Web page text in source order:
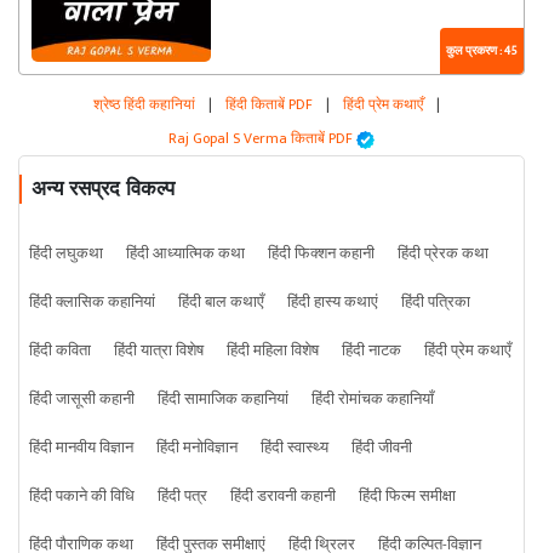
कुल प्रकरण : 45
श्रेष्ठ हिंदी कहानियां | हिंदी किताबें PDF | हिंदी प्रेम कथाएँ |
Raj Gopal S Verma किताबें PDF
अन्य रसप्रद विकल्प
हिंदी लघुकथा हिंदी आध्यात्मिक कथा हिंदी फिक्शन कहानी
हिंदी प्रेरक कथा
हिंदी क्लासिक कहानियां
हिंदी बाल कथाएँ हिंदी हास्य कथाएं
हिंदी पत्रिका
हिंदी कविता
हिंदी यात्रा विशेष हिंदी महिला विशेष हिंदी नाटक
हिंदी प्रेम कथाएँ
हिंदी जासूसी कहानी
हिंदी सामाजिक कहानियां
हिंदी रोमांचक कहानियाँ
हिंदी मानवीय विज्ञान
हिंदी मनोविज्ञान हिंदी स्वास्थ्य
हिंदी जीवनी
हिंदी पकाने की विधि
हिंदी पत्र हिंदी डरावनी कहानी
हिंदी फिल्म समीक्षा
हिंदी पौराणिक कथा
हिंदी पुस्तक समीक्षाएं हिंदी थ्रिलर हिंदी कल्पित-विज्ञान